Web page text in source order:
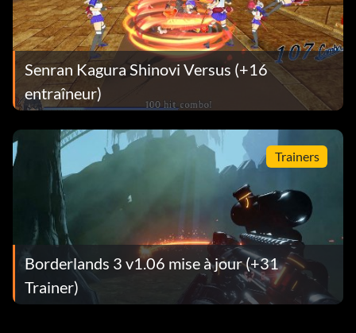
Senran Kagura Shinovi Versus (+16
entraîneur)
Trainers
Borderlands 3 v1.06 mise à jour (+31
Trainer)